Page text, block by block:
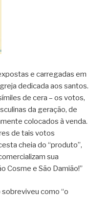
e carregadas em
dedicada aos santos.
de cera – os votos,
da geração, de
colocados à venda.
de tais votos
cheia do “produto”,
sua
Cosme e São Damião!”
como “o